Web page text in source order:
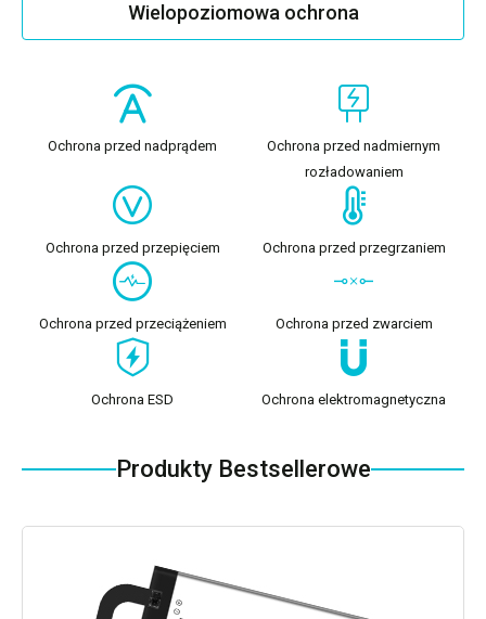
Wielopoziomowa ochrona
Ochrona przed nadprądem
Ochrona przed nadmiernym
rozładowaniem
Ochrona przed przepięciem Ochrona przed przegrzaniem
Ochrona przed przeciążeniem Ochrona przed zwarciem
Ochrona ESD Ochrona elektromagnetyczna
Produkty Bestsellerowe